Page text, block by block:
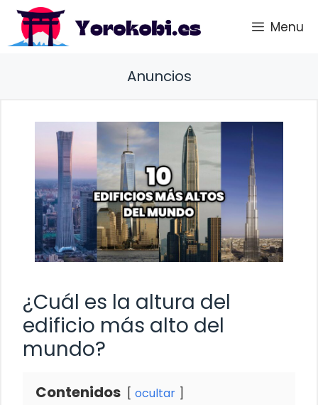
Saltar
contenido
Menu
Anuncios
¿Cuál es la altura del
edificio más alto del
mundo?
Contenidos ocultar